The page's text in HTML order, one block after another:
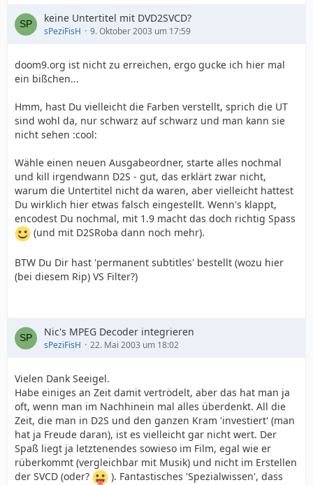
keine Untertitel mit DVD2SVCD?
sPeziFisH 9. Oktober 2003 um 17:59
doom9.org ist nicht zu erreichen, ergo gucke ich hier mal
ein bißchen...
Hmm, hast Du vielleicht die Farben verstellt, sprich die UT
sind wohl da, nur schwarz auf schwarz und man kann sie
nicht sehen :cool:
Wähle einen neuen Ausgabeordner, starte alles nochmal
und kill irgendwann D2S - gut, das erklärt zwar nicht,
warum die Untertitel nicht da waren, aber vielleicht hattest
Du wirklich hier etwas falsch eingestellt. Wenn's klappt,
encodest Du nochmal, mit 1.9 macht das doch richtig Spass
(und mit D2SRoba dann noch mehr).
BTW Du Dir hast 'permanent subtitles' bestellt (wozu hier
(bei diesem Rip) VS Filter?)
Nic's MPEG Decoder integrieren
sPeziFisH 22. Mai 2003 um 18:02
Vielen Dank Seeigel.
Habe einiges an Zeit damit vertrödelt, aber das hat man ja
oft, wenn man im Nachhinein mal alles überdenkt. All die
Zeit, die man in D2S und den ganzen Kram 'investiert' (man
hat ja Freude daran), ist es vielleicht gar nicht wert. Der
Spaß liegt ja letztenendes sowieso im Film, egal wie er
rüberkommt (vergleichbar mit Musik) und nicht im Erstellen
der SVCD (oder?
). Fantastisches 'Spezialwissen', dass